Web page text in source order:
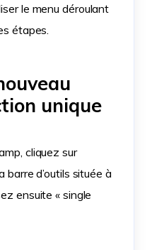
le menu déroulant
étapes.
unique
cliquez sur
barre d’outils située à
ensuite « single